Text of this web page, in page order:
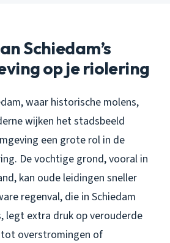
Schiedam’s
op je riolering
waar historische molens,
wijken het stadsbeeld
een grote rol in de
De vochtige grond, vooral in
kan oude leidingen sneller
regenval, die in Schiedam
legt extra druk op verouderde
overstromingen of